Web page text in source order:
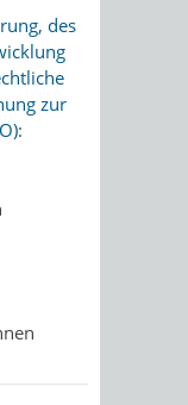
des
zur
: